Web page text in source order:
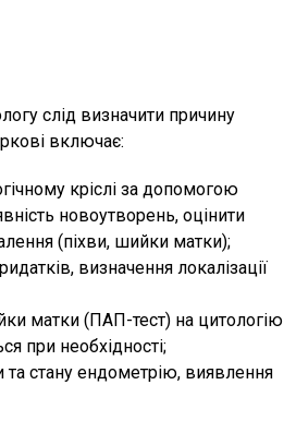
слід визначити причину
включає:
кріслі за допомогою
новоутворень, оцінити
(піхви, шийки матки);
визначення локалізації
матки (ПАП-тест) на цитологію
при необхідності;
та стану ендометрію, виявлення